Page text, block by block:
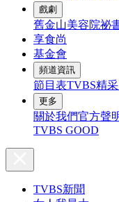
戲劇
舊金山美容院祕
享食尚
基金會
頻道資訊
節目表TVBS精
更多
關於我們官方聲
TVBS GOOD
TVBS新聞